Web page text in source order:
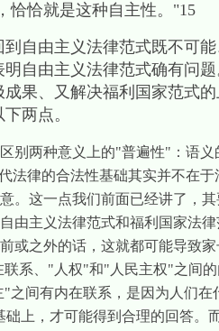
恰恰就是这种自主性。 "15
由主义法律范式既不可能
自由主义法律范式确有问
果、又解决福利国家范式
两点。
别两种意义上的"普遍性" ：语
代法律的合法性基础其实并不在
。这一点我们前面已经讲了，
主义法律范式和福利国家法律
或之外的话，这就都可能导致
系、 " 人权"和" 人民主权"之间
"之间有内在联系，是因为人们在
础上，才可能得到合理的回答。